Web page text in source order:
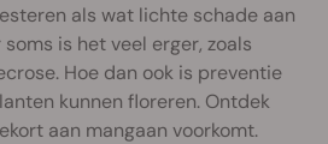
als wat lichte schade aan
is het veel erger, zoals
Hoe dan ook is preventie
kunnen floreren. Ontdek
aan mangaan voorkomt.